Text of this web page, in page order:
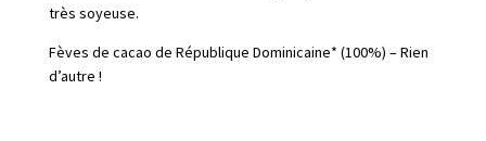
très soyeuse.
Fèves de cacao de République Dominicaine* (100%) – Rien
d’autre !